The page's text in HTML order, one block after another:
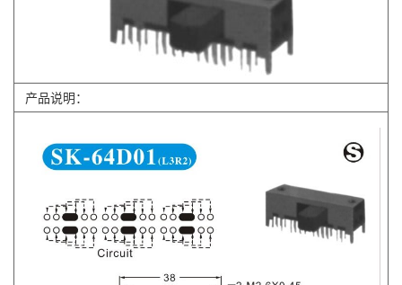
产品说明：